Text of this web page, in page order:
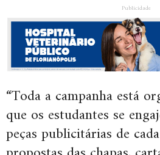
Publicidade
“Toda a campanha está
que os estudantes se
peças publicitárias de